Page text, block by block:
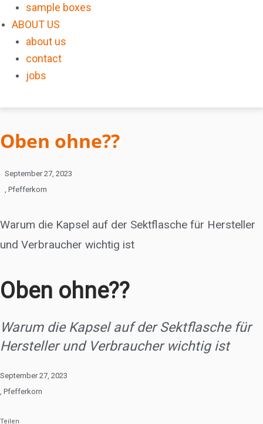
sample boxes
ABOUT US
about us
contact
jobs
Oben ohne??
September 27, 2023
Pfefferkorn
Warum die Kapsel auf der Sektflasche für Hersteller
und Verbraucher wichtig ist
Oben ohne??
Warum die Kapsel auf der Sektflasche für
Hersteller und Verbraucher wichtig ist
September 27, 2023
Pfefferkorn
Teilen